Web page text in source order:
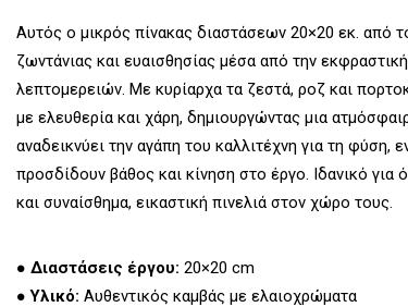
Αυτός ο μικρός πίνακας διαστάσεων 20×20 εκ. από
ζωντάνιας και ευαισθησίας μέσα από την
λεπτομερειών. Με κυρίαρχα τα ζεστά, ροζ και
με ελευθερία και χάρη, δημιουργώντας μια
αναδεικνύει την αγάπη του καλλιτέχνη για τη φύση,
προσδίδουν βάθος και κίνηση στο έργο. Ιδανικό
και συναίσθημα, εικαστική πινελιά στον χώρο τους.
● Διαστάσεις έργου: 20×20 cm
●Υλικό: Αυθεντικός καμβάς με ελαιοχρώματα